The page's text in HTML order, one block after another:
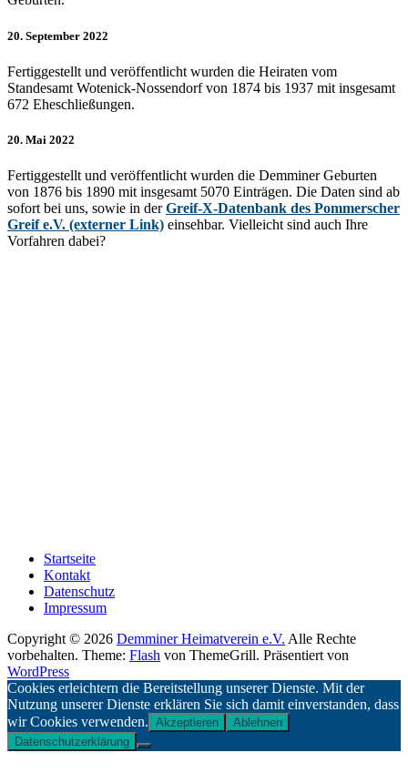
20. September 2022
Fertiggestellt und veröffentlicht wurden die Heiraten vom
Standesamt Wotenick-Nossendorf von 1874 bis 1937 mit insgesamt
672 Eheschließungen.
20. Mai 2022
Fertiggestellt und veröffentlicht wurden die Demminer Geburten
von 1876 bis 1890 mit insgesamt 5070 Einträgen. Die Daten sind ab
sofort bei uns, sowie in derGreif-X-Datenbank des Pommerscher
Greif e.V. (externer Link) einsehbar. Vielleicht sind auch Ihre
Vorfahren dabei?
Startseite
Kontakt
Datenschutz
Impressum
Copyright © 2026 Demminer Heimatverein e.V. Alle Rechte
vorbehalten. Theme: Flash von ThemeGrill. Präsentiert von
WordPress
Cookies erleichtern die Bereitstellung unserer Dienste. Mit der
Nutzung unserer Dienste erklären Sie sich damit einverstanden, dass
wir Cookies verwenden. Akzeptieren
Ablehnen
Datenschutzerklärung